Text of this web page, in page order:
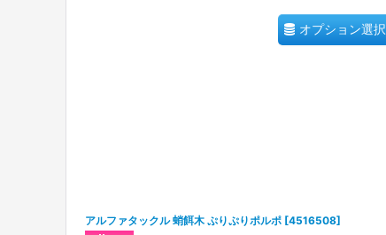
オプション選択
アルファタックル 蛸餌木 ぷりぷりポルポ [4516508]